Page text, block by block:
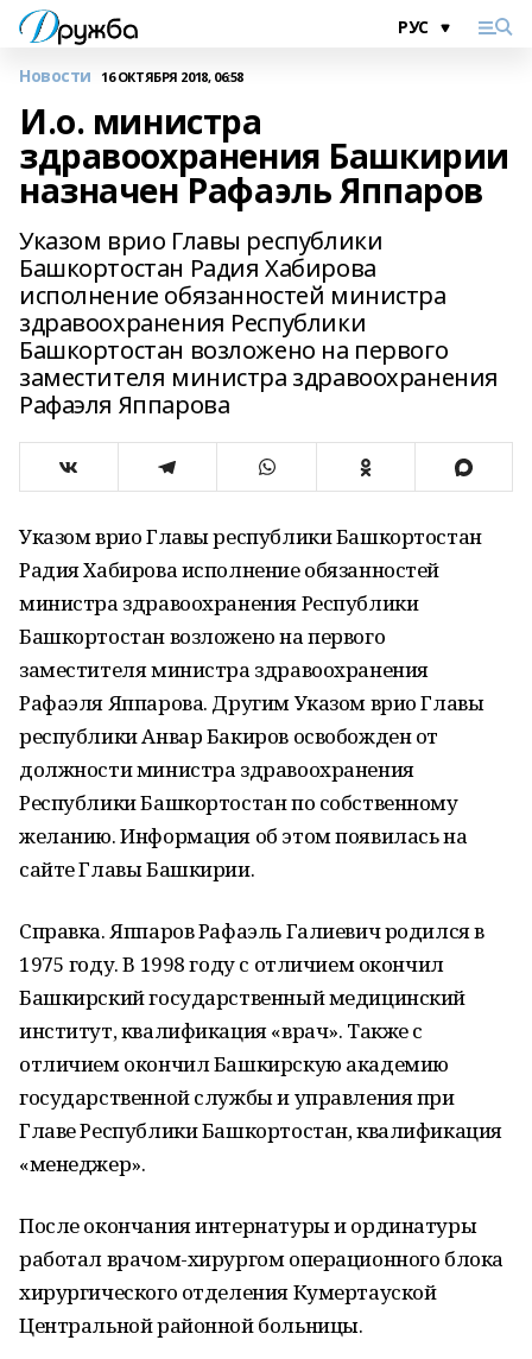
Новости 16 ОКТЯБРЯ 2018, 06:58
И.о. министра
здравоохранения Башкирии
назначен Рафаэль Яппаров
Указом врио Главы республики
Башкортостан Радия Хабирова
исполнение обязанностей министра
здравоохранения Республики
Башкортостан возложено на первого
заместителя министра здравоохранения
Рафаэля Яппарова
Указом врио Главы республики Башкортостан
Радия Хабирова исполнение обязанностей
министра здравоохранения Республики
Башкортостан возложено на первого
заместителя министра здравоохранения
Рафаэля Яппарова. Другим Указом врио Главы
республики Анвар Бакиров освобожден от
должности министра здравоохранения
Республики Башкортостан по собственному
желанию. Информация об этом появилась на
сайте Главы Башкирии.
Справка. Яппаров Рафаэль Галиевич родился в
1975 году. В 1998 году с отличием окончил
Башкирский государственный медицинский
институт, квалификация «врач». Также с
отличием окончил Башкирскую академию
государственной службы и управления при
Главе Республики Башкортостан, квалификация
«менеджер».
После окончания интернатуры и ординатуры
работал врачом-хирургом операционного блока
хирургического отделения Кумертауской
Центральной районной больницы.